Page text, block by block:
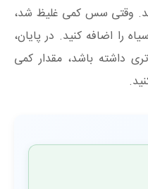
وقتی سس کمی غلیظ شد،
را اضافه کنید. در پایان،
داشته باشد، مقدار کمی